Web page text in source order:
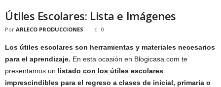
Útiles Escolares: Lista e Imágenes
Por ARLECO PRODUCCIONES 0
Los útiles escolares son herramientas y materiales necesarios
para el aprendizaje. En esta ocasión en Blogicasa.com te
presentamos un listado con los útiles escolares
imprescindibles para el regreso a clases de inicial, primaria o